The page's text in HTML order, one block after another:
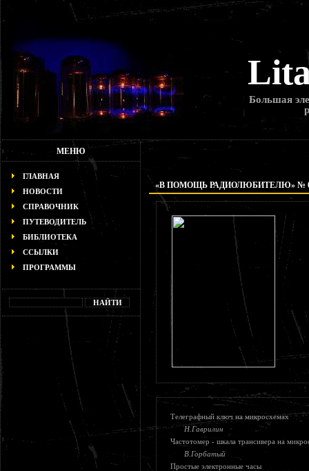
Большая
МЕНЮ
ГЛАВНАЯ
НОВОСТИ
СПРАВОЧНИК
ПУТЕВОДИТЕЛЬ
БИБЛИОТЕКА
ССЫЛКИ
ПРОГРАММЫ
«В ПОМОЩЬ РАДИОЛЮБИТЕЛЮ» №
Телеграфный ключ на микросхемах
Н.Гаврилин
Частотомер - шкала трансивера на
В.Горбатый
Простые электронные часы